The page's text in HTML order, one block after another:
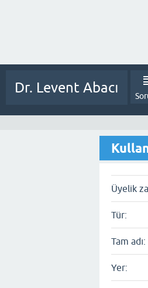
Dr. Levent Abacı
Üyelik
Tür:
Tam adı:
Yer: